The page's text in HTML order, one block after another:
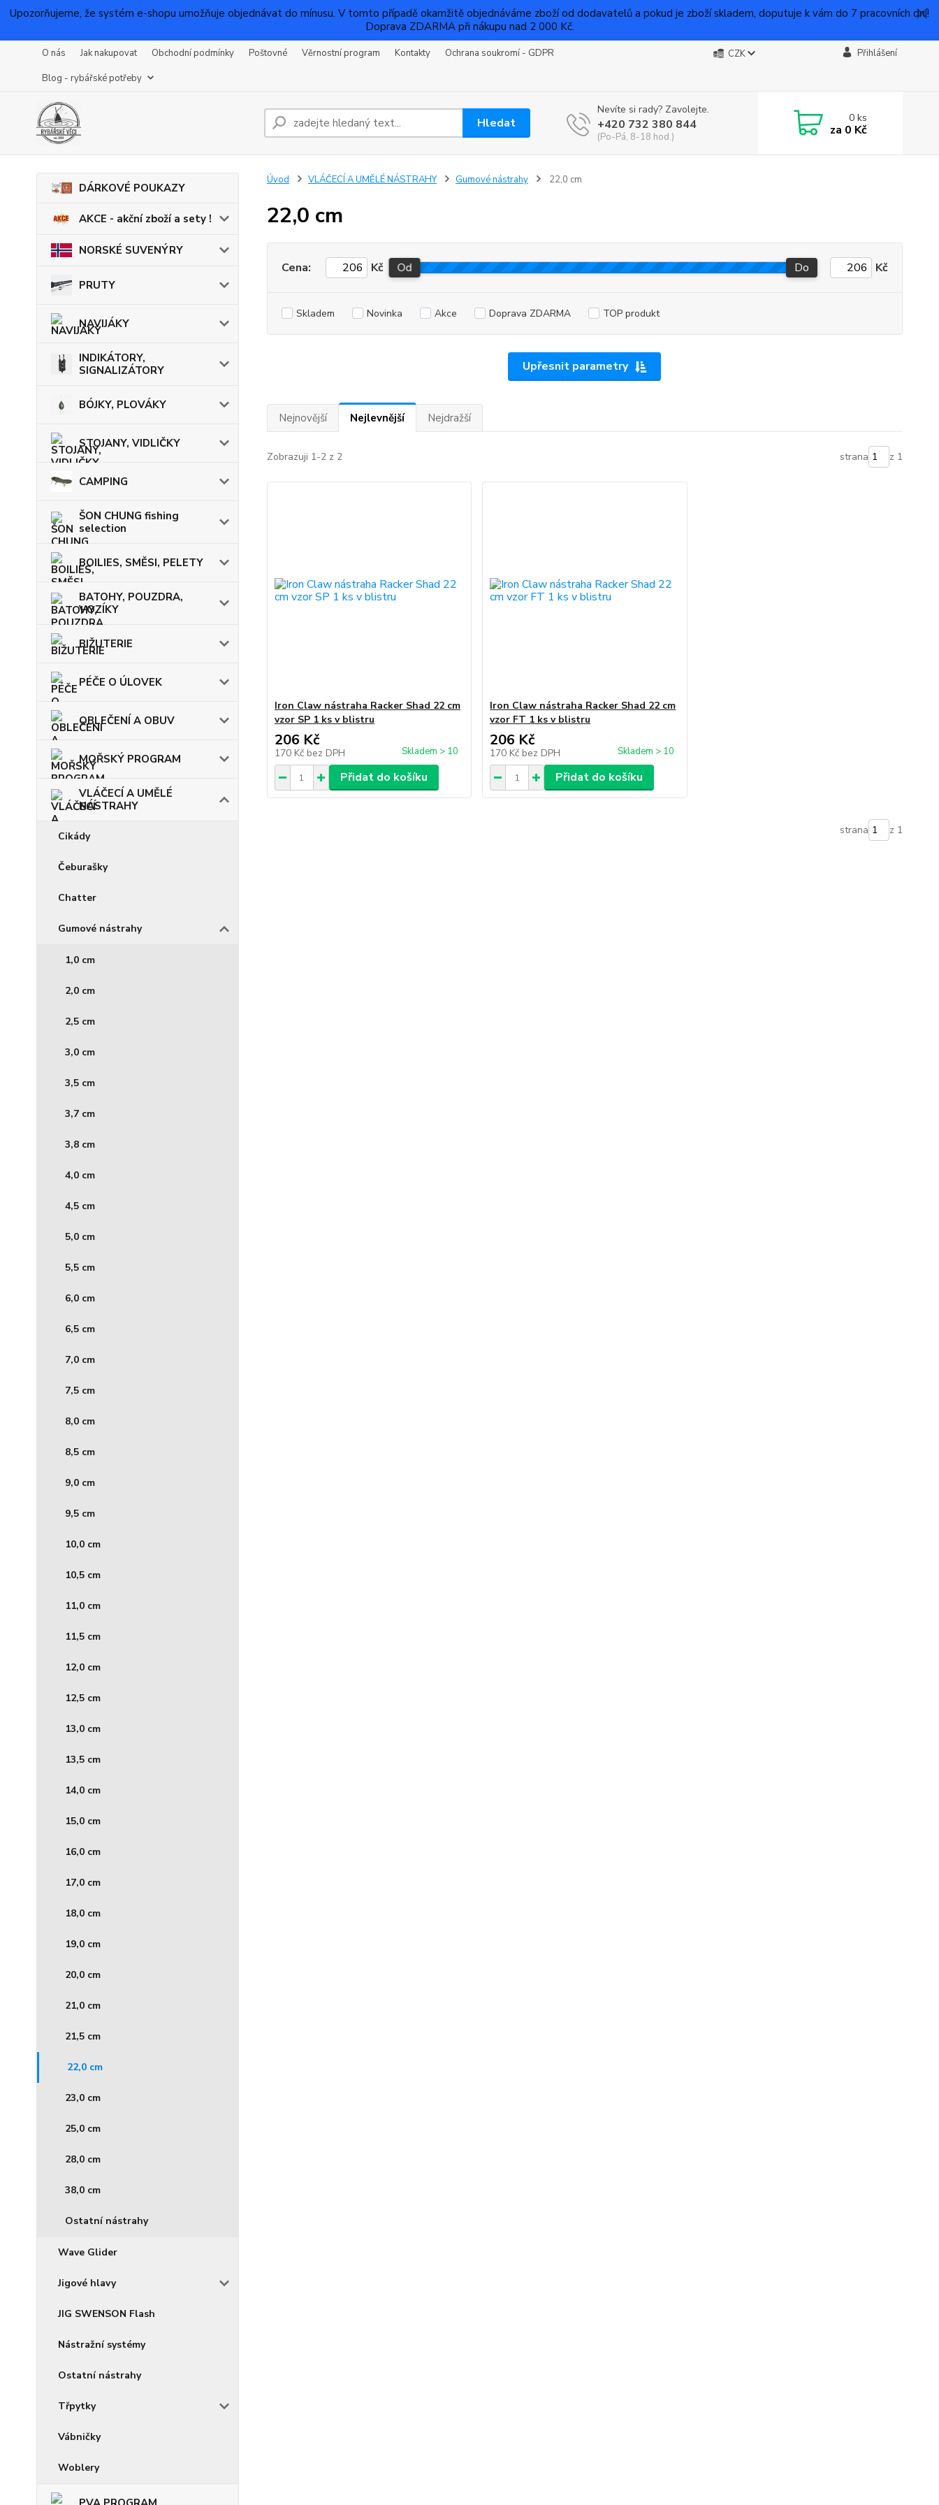
Upozorňujeme, že systém e-shopu umožňuje objednávat do mínusu. V tomto případě okamžitě objednáváme zboží od dodavatelů a pokud je zboží skladem, doputuje k vám do 7 pracovních dní!
Doprava ZDARMA při nákupu nad 2 000 Kč.
O nás Jak nakupovat Obchodní podmínky Poštovné Věrnostní program Kontakty
Ochrana soukromí - GDPR
Blog - rybářské potřeby
CZK Přihlášení
Hledat
Nevíte si rady? Zavolejte.
+420 732 380 844
(Po-Pá, 8-18 hod.)
0ks
za 0 Kč
DÁRKOVÉ POUKAZY
AKCE - akční zboží a sety !
NORSKÉ SUVENÝRY
PRUTY
NAVIJÁKY
INDIKÁTORY,
SIGNALIZÁTORY
BÓJKY, PLOVÁKY
STOJANY, VIDLIČKY
CAMPING
ŠON CHUNG fishing
selection
BOILIES, SMĚSI, PELETY
BATOHY, POUZDRA,
VOZÍKY
BIŽUTERIE
PÉČE O ÚLOVEK
OBLEČENÍ A OBUV
MOŘSKÝ PROGRAM
VLÁČECÍ A UMĚLÉ
NÁSTRAHY
Cikády
Čeburašky
Chatter
Gumové nástrahy
1,0 cm
2,0 cm
2,5 cm
3,0 cm
3,5 cm
3,7 cm
3,8 cm
4,0 cm
4,5 cm
5,0 cm
5,5 cm
6,0 cm
6,5 cm
7,0 cm
7,5 cm
8,0 cm
8,5 cm
9,0 cm
9,5 cm
10,0 cm
10,5 cm
11,0 cm
11,5 cm
12,0 cm
12,5 cm
13,0 cm
13,5 cm
14,0 cm
15,0 cm
16,0 cm
17,0 cm
18,0 cm
19,0 cm
20,0 cm
21,0 cm
21,5 cm
22,0 cm
23,0 cm
25,0 cm
28,0 cm
38,0 cm
Ostatní nástrahy
Wave Glider
Jigové hlavy
JIG SWENSON Flash
Nástražní systémy
Ostatní nástrahy
Třpytky
Vábničky
Woblery
Úvod VLÁČECÍ A UMĚLÉ NÁSTRAHY Gumové nástrahy 22,0 cm
22,0 cm
Upřesnit parametry
Cena: Kč Od Do Kč
Skladem Novinka Akce Doprava ZDARMA TOP produkt
Nejnovější Nejlevnější Nejdražší
Zobrazuji 1-2 z 2 strana z 1
Iron Claw nástraha Racker Shad 22 cm
vzor SP 1 ks v blistru
206 Kč
170 Kč bez DPH Skladem > 10
Přidat do košíku
Iron Claw nástraha Racker Shad 22 cm
vzor FT 1 ks v blistru
206 Kč
170 Kč bez DPH Skladem > 10
Přidat do košíku
strana z 1